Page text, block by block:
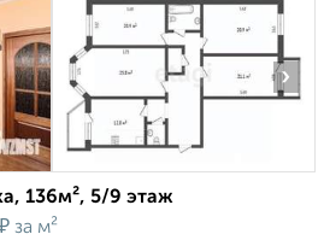
›
136м², 5/9 этаж
₽ за м²